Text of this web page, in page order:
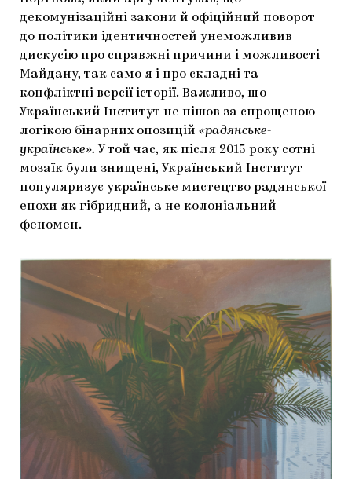
декомунізаційні закони й офіційний поворот
до політики ідентичностей унеможливив
дискусію про справжні причини і можливості
Майдану, так само я і про складні та
конфліктні версії історії. Важливо, що
Український Інститут не пішов за спрощеною
логікою бінарних опозицій «радянське-
українське». У той час, як після 2015 року сотні
мозаїк були знищені, Український Інститут
популяризує українське мистецтво радянської
епохи як гібридний, а не колоніальний
феномен.